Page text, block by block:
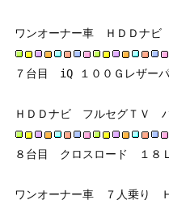
ワンオーナー車　ＨＤＤナ
７台目　iQ １００Ｇレザー
ＨＤＤナビ　フルセグＴＶ　
８台目　クロスロード　１８
ワンオーナー車　７人乗り　